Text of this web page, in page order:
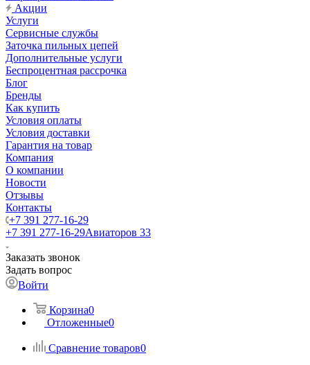
Акции
Услуги
Сервисные службы
Заточка пильных цепей
Дополнительные услуги
Беспроцентная рассрочка
Блог
Бренды
Как купить
Условия оплаты
Условия доставки
Гарантия на товар
Компания
О компании
Новости
Отзывы
Контакты
+7 391 277-16-29
+7 391 277-16-29Авиаторов 33
Заказать звонок
Задать вопрос
Войти
Корзина0
Отложенные0
Сравнение товаров0